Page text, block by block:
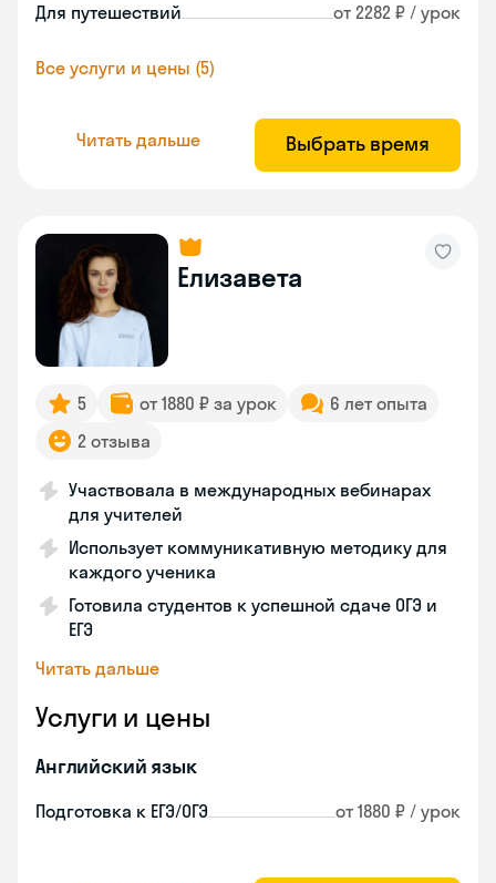
Для путешествий от 2282 ₽ / урок
Все услуги и цены (5)
Читать дальше Выбрать время
Елизавета
5 от 1880 ₽ за урок
6 лет опыта
2 отзыва
Участвовала в международных вебинарах
для учителей
Использует коммуникативную методику для
каждого ученика
Готовила студентов к успешной сдаче ОГЭ и
ЕГЭ
Читать дальше
Услуги и цены
Английский язык
Подготовка к ЕГЭ/ОГЭ от 1880 ₽ / урок